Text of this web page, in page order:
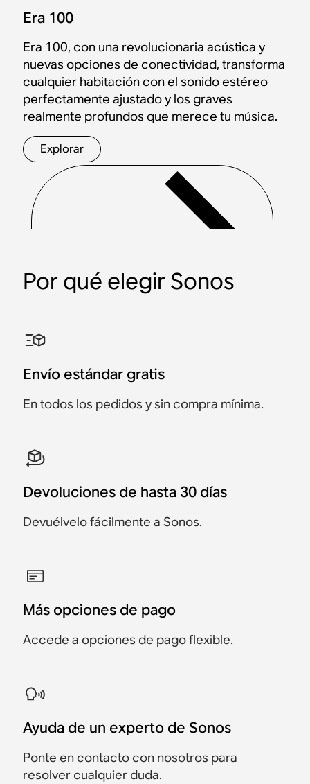
Era 100
Era 100, con una revolucionaria acústica y
nuevas opciones de conectividad, transforma
cualquier habitación con el sonido estéreo
perfectamente ajustado y los graves
realmente profundos que merece tu música.
Explorar
Por qué elegir Sonos
Envío estándar gratis
En todos los pedidos y sin compra mínima.
Devoluciones de hasta 30 días
Devuélvelo fácilmente a Sonos.
Más opciones de pago
Accede a opciones de pago flexible.
Ayuda de un experto de Sonos
Ponte en contacto con nosotros para
resolver cualquier duda.